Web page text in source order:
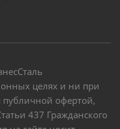
целях и ни при
публичной офертой,
437 Гражданского